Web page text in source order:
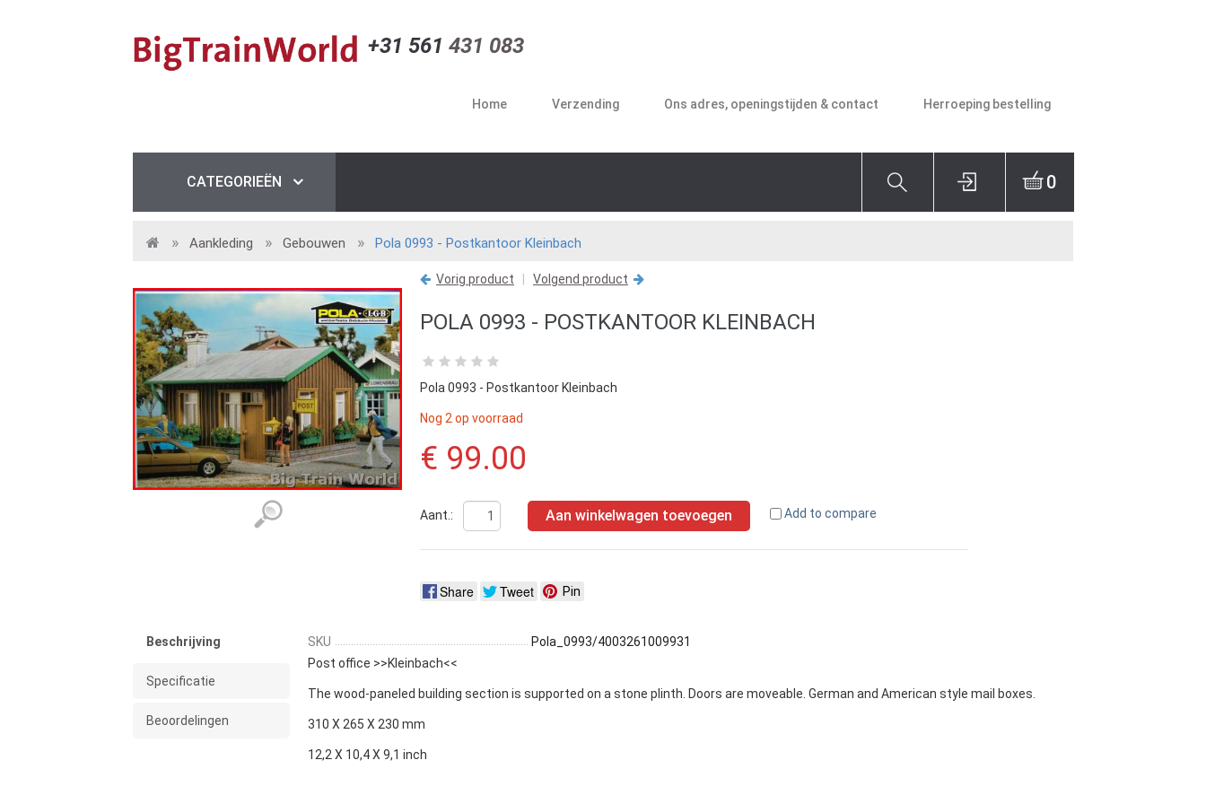
+31 561 431 083
Home Verzending Ons adres, openingstijden & contact Herroeping bestelling
CATEGORIEËN 0
Aankleding Gebouwen Pola 0993 - Postkantoor Kleinbach
Vorig product Volgend product
POLA 0993 - POSTKANTOOR KLEINBACH
Pola 0993 - Postkantoor Kleinbach
Nog 2 op voorraad
€ 99.00
Aant.: Aan winkelwagen toevoegen Add to compare
Share Tweet Pin
Beschrijving
Specificatie
Beoordelingen
SKU
Pola_0993/4003261009931
Post office >>Kleinbach<<
The wood-paneled building section is supported on a stone plinth. Doors are moveable. German and American style mail boxes.
310 X 265 X 230 mm
12,2 X 10,4 X 9,1 inch